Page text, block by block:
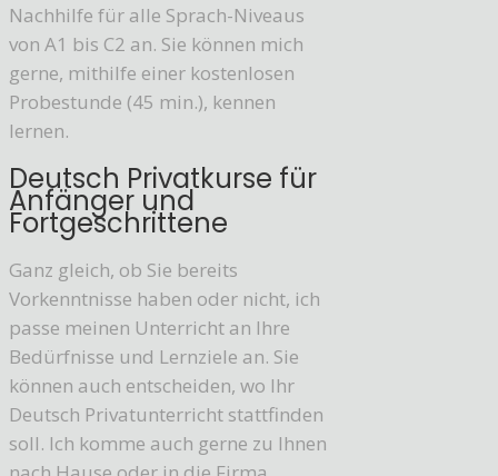
Nachhilfe für alle Sprach-Niveaus
von A1 bis C2 an. Sie können mich
gerne, mithilfe einer kostenlosen
Probestunde (45 min.), kennen
lernen.
Deutsch Privatkurse für
Anfänger und
Fortgeschrittene
Ganz gleich, ob Sie bereits
Vorkenntnisse haben oder nicht, ich
passe meinen Unterricht an Ihre
Bedürfnisse und Lernziele an. Sie
können auch entscheiden, wo Ihr
Deutsch Privatunterricht stattfinden
soll. Ich komme auch gerne zu Ihnen